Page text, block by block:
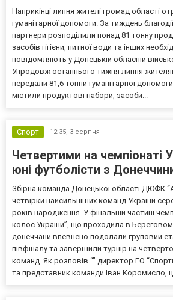
Наприкінці липня жителі громад області
гуманітарної допомоги. За тиждень
партнери розподілили понад 81 тонну
засобів гігієни, питної води та інших
повідомляють у Донецькій обласній
Упродовж останнього тижня липня
передали 81,6 тонни гуманітарної
містили продуктові набори, засоби...
Спорт 12:35, 3 серпня
Четвертими на чемпіонаті
юні футболісти з
Збірна команда Донецької області ДЮФК
четвірки найсильніших команд України
років народження. У фінальній частині
колос України”, що проходила в
донеччани впевнено подолали груповий
півфіналу та завершили турнір на
команд. Як розповів “” директор ГО
та представник команди Іван Коромисло,